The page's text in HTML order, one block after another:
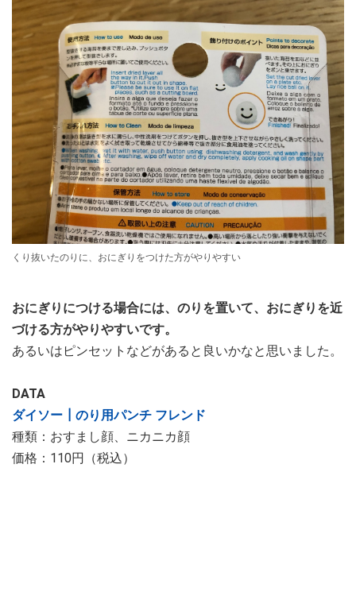
くり抜いたのりに、おにぎりをつけた方がやりやすい
おにぎりにつける場合には、のりを置いて、おにぎりを近
づける方がやりやすいです。
あるいはピンセットなどがあると良いかなと思いました。
DATA
ダイソー┃のり用パンチ フレンド
種類：おすまし顔、ニカニカ顔
価格：110円（税込）